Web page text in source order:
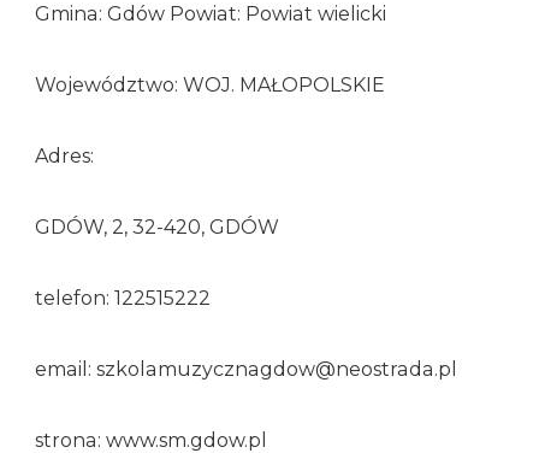
Gmina: Gdów Powiat: Powiat wielicki
Województwo: WOJ. MAŁOPOLSKIE
Adres:
GDÓW, 2, 32-420, GDÓW
telefon: 122515222
email: szkolamuzycznagdow@neostrada.pl
strona: www.sm.gdow.pl